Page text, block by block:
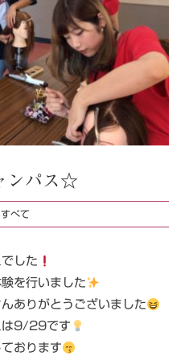
ンパス☆
すべて
した
を行いました
ありがとうございました
は9/29です
おります